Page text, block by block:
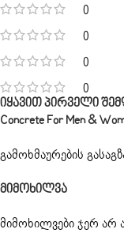
0
0
0
0
Მიმოხილვა
მიმოხილვები ჯერ არ
Იყავით Პირველი
Concrete For Men &
გამოხმაურების